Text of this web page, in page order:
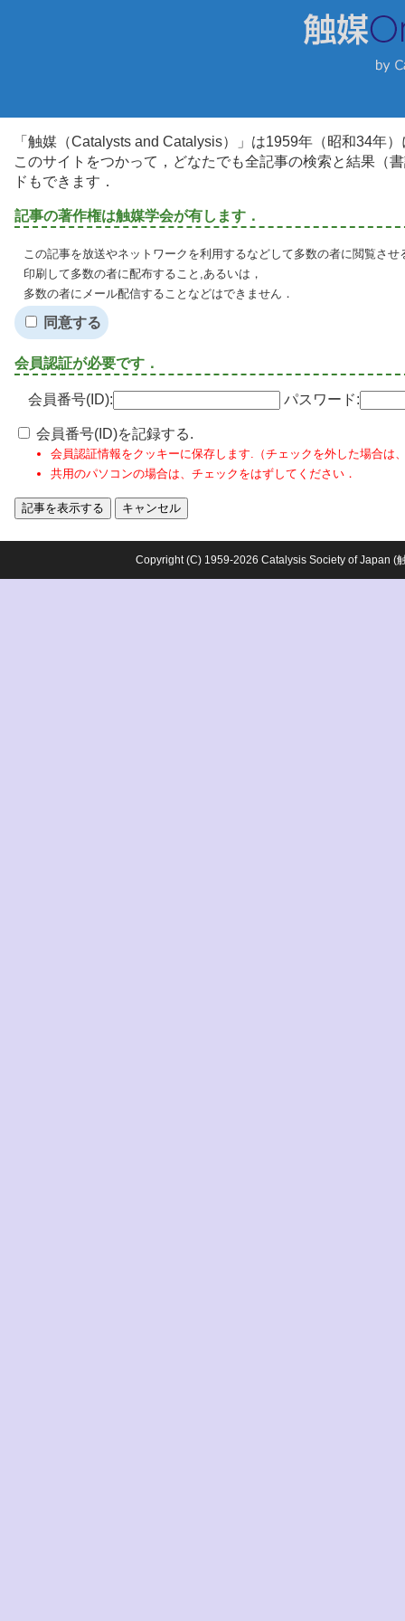
「触媒（Catalysts and Catalysis）」は1959年（昭和34年
このサイトをつかって，どなたでも全記事の検索と結果（
ドもできます．
記事の著作権は触媒学会が有します．
この記事を放送やネットワークを利用するなどして多数の者に閲覧させ
印刷して多数の者に配布すること,あるいは，
多数の者にメール配信することなどはできません．
同意する
会員認証が必要です．
会員番号(ID): パスワード:
会員番号(ID)を記録する.
会員認証情報をクッキーに保存します.（チェックを外した場合は
共用のパソコンの場合は、チェックをはずしてください．
Copyright (C) 1959-2026 Catalysis Society of Japan (